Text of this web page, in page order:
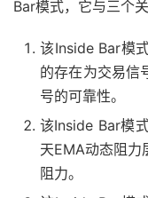
Bar模式，它与三个
该Inside Bar模
的存在为交易信
号的可靠性。
该Inside Bar模
天EMA动态阻力
阻力。